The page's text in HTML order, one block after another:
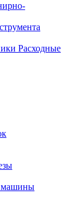
Расходные
машины